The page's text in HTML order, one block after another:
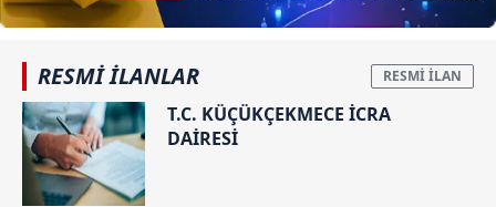
RESMİ İLANLAR
T.C. KÜÇÜKÇEKMECE İCRA
DAİRESİ